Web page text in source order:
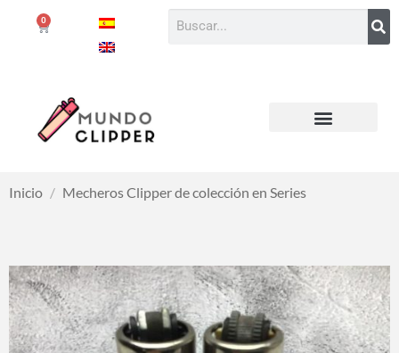
0
Inicio / Mecheros Clipper de colección en Series